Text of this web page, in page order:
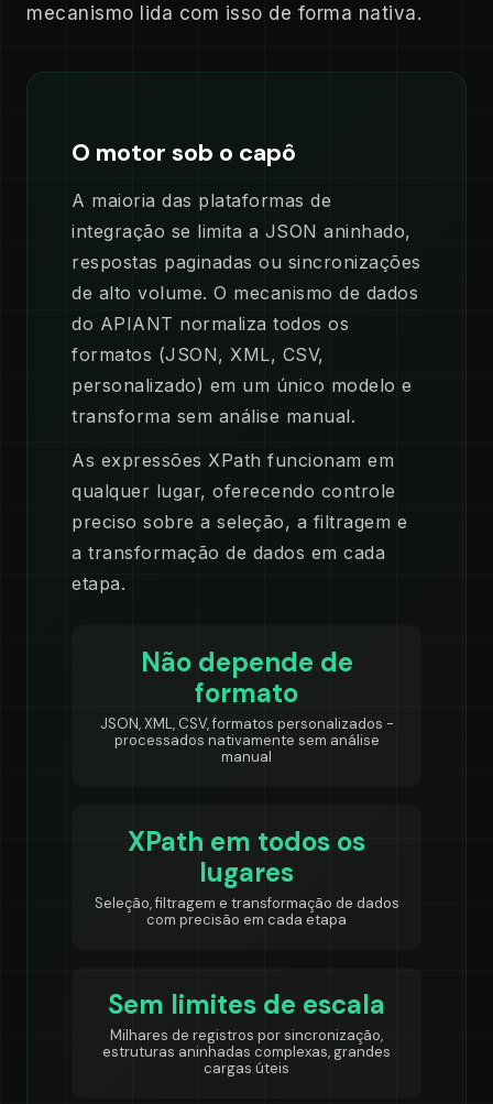
mecanismo lida com isso de forma nativa.
O motor sob o capô
A maioria das plataformas de
integração se limita a JSON aninhado,
respostas paginadas ou sincronizações
de alto volume. O mecanismo de dados
do APIANT normaliza todos os
formatos (JSON, XML, CSV,
personalizado) em um único modelo e
transforma sem análise manual.
As expressões XPath funcionam em
qualquer lugar, oferecendo controle
preciso sobre a seleção, a filtragem e
a transformação de dados em cada
etapa.
Não depende de
formato
JSON, XML, CSV, formatos personalizados -
processados nativamente sem análise
manual
XPath em todos os
lugares
Seleção, filtragem e transformação de dados
com precisão em cada etapa
Sem limites de escala
Milhares de registros por sincronização,
estruturas aninhadas complexas, grandes
cargas úteis